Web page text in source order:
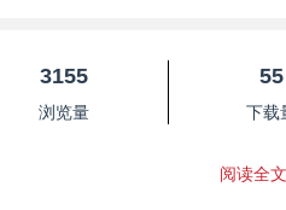
3155
浏览量
55
下载
阅读全